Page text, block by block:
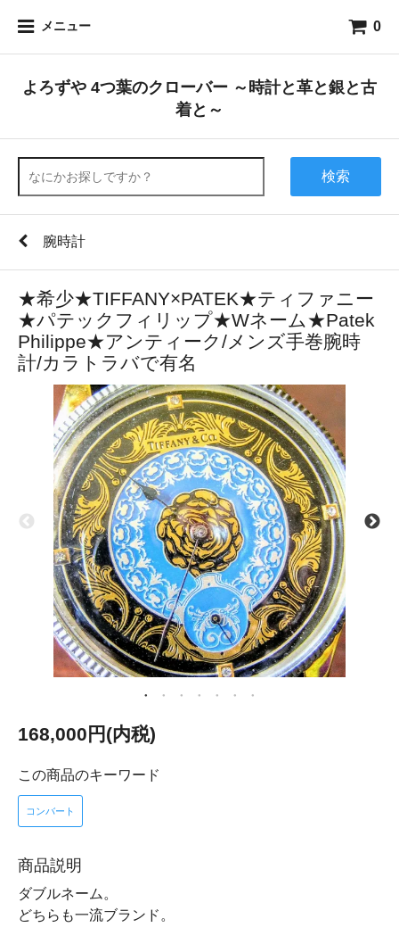
メニュー 0
よろずや 4つ葉のクローバー ～時計と革と銀と古
着と～
検索
腕時計
★希少★TIFFANY×PATEK★ティファニー
★パテックフィリップ★Wネーム★Patek
Philippe★アンティーク/メンズ手巻腕時
計/カラトラバで有名
168,000円(内税)
この商品のキーワード
コンバート
商品説明
ダブルネーム。
どちらも一流ブランド。